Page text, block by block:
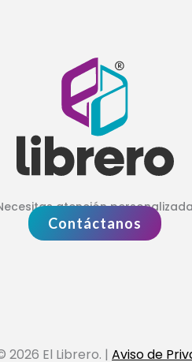
atención
Contáctanos
El Librero. | Aviso de